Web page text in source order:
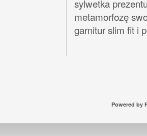
sylwetka
metamorfozę
garnitur slim fit i
Powered by